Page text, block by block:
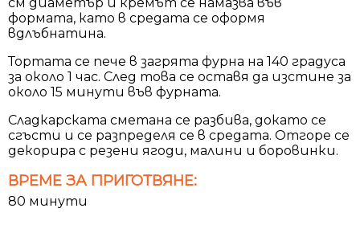
формата, като в средата се оформя
вдлъбнатина.
Тортата се пече в загрята фурна на 140 градуса
за около 1 час. След това се оставя да изстине за
около 15 минути във фурната.
Сладкарската сметана се разбива, докато се
сгъсти и се разпределя се в средата. Отгоре се
декорира с резени ягоди, малини и боровинки.
ВРЕМЕ ЗА ПРИГОТВЯНЕ:
80 минути